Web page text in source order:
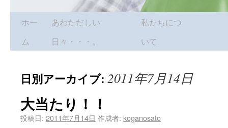
ホー
ム
あわただしい
日々・・・。
私たちにつ
いて
日別アーカイブ: 2011年7月14日
大当たり！！
投稿日: 2011年7月14日 作成者: koganosato